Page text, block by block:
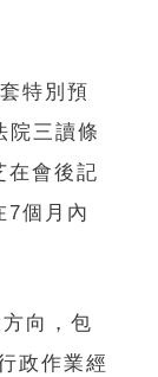
特別預
院三讀條
在會後記
7個月內
向，包
政作業經